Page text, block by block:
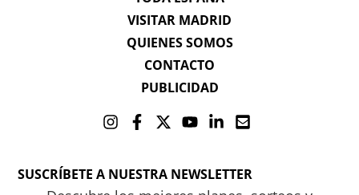
VISITAR MADRID
QUIENES SOMOS
CONTACTO
PUBLICIDAD
SUSCRÍBETE A NUESTRA NEWSLETTER